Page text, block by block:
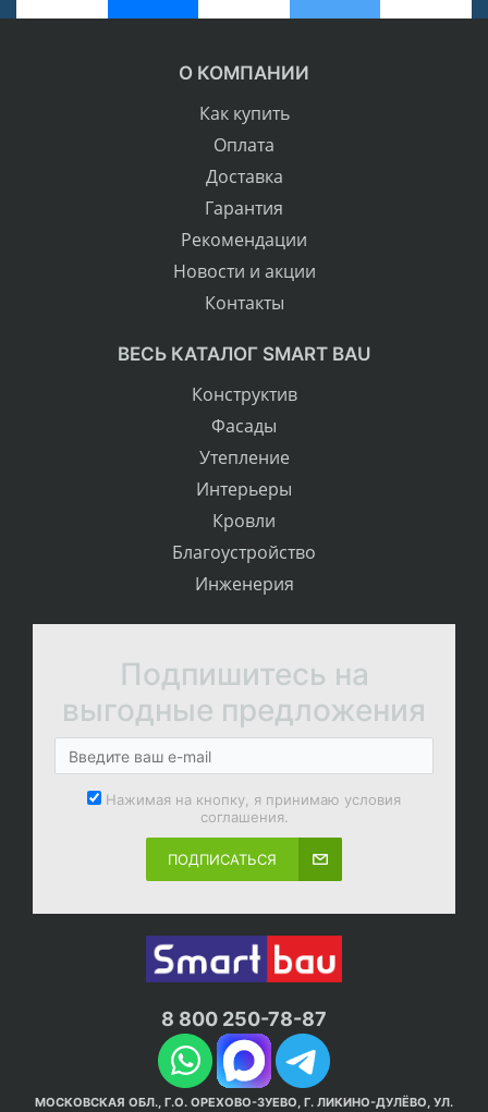
О КОМПАНИИ
Как купить
Оплата
Доставка
Гарантия
Рекомендации
Новости и акции
Контакты
ВЕСЬ КАТАЛОГ SMART BAU
Конструктив
Фасады
Утепление
Интерьеры
Кровли
Благоустройство
Инженерия
Подпишитесь на
выгодные предложения
Нажимая на кнопку, я принимаю условия
соглашения.
ПОДПИСАТЬСЯ
8 800 250-78-87
МОСКОВСКАЯ ОБЛ., Г.О. ОРЕХОВО-ЗУЕВО, Г. ЛИКИНО-ДУЛЁВО, УЛ.